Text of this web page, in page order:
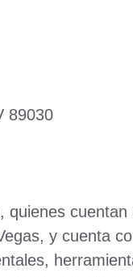
89030
y cuenta